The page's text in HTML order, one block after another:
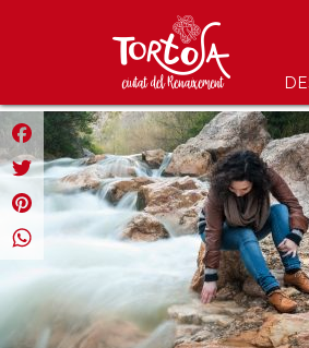
Facebook
Twitter
Pinterest